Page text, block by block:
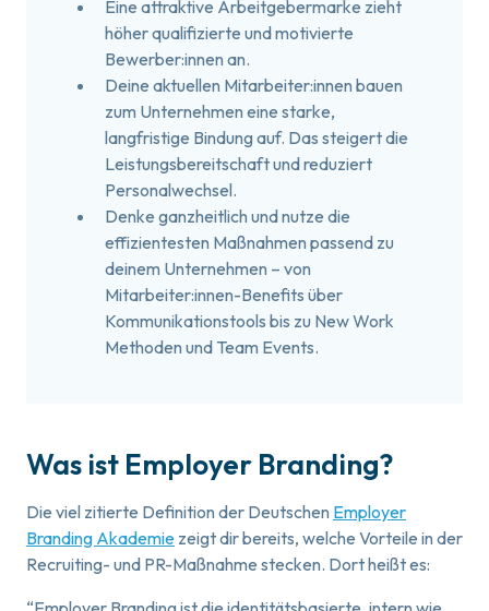
Eine attraktive Arbeitgebermarke zieht
höher qualifizierte und motivierte
Bewerber:innen an.
Deine aktuellen Mitarbeiter:innen bauen
zum Unternehmen eine starke,
langfristige Bindung auf. Das steigert die
Leistungsbereitschaft und reduziert
Personalwechsel.
Denke ganzheitlich und nutze die
effizientesten Maßnahmen passend zu
deinem Unternehmen – von
Mitarbeiter:innen-Benefits über
Kommunikationstools bis zu New Work
Methoden und Team Events.
Was ist Employer Branding?
Die viel zitierte Definition der Deutschen Employer
Branding Akademie zeigt dir bereits, welche Vorteile in der
Recruiting- und PR-Maßnahme stecken. Dort heißt es: